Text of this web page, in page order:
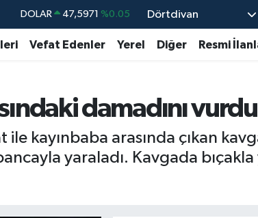
DOLAR 47,5971 %0.05
EURO 55,1336 %0.18
BİST100 13.703 %0
BITCOIN 64.475,47 %0.66
Dörtdivan
Vefat Edenler Yerel Diğer Resmi
damadını vurdu
ile kayınbaba arasında çıkan
yaraladı. Kavgada